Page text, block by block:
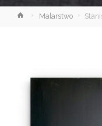
StronaMalarstwo